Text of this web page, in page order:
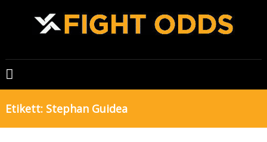
FIGHTODDS
UFC
MMA
tips,
Etikett: Stephan Guidea